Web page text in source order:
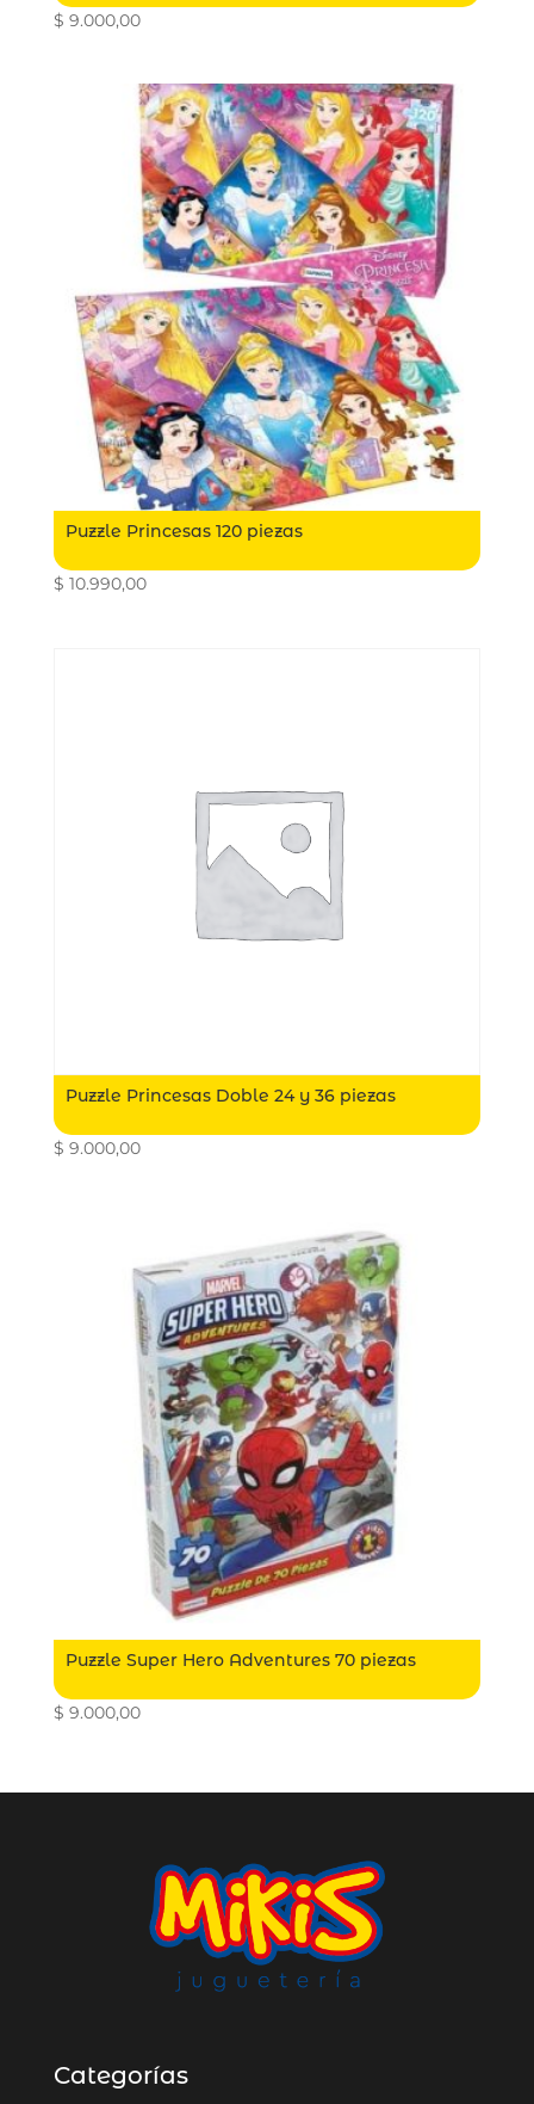
$ 9.000,00
Puzzle Princesas 120 piezas
$ 10.990,00
Puzzle Princesas Doble 24 y 36 piezas
$ 9.000,00
Puzzle Super Hero Adventures 70 piezas
$ 9.000,00
Categorías